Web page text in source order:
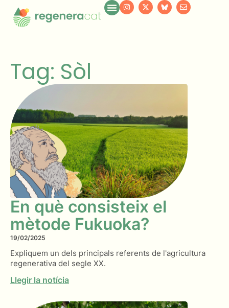
Tag: Sòl
En què consisteix el
mètode Fukuoka?
19/02/2025
Expliquem un dels principals referents de l'agricultura
regenerativa del segle XX.
Llegir la notícia